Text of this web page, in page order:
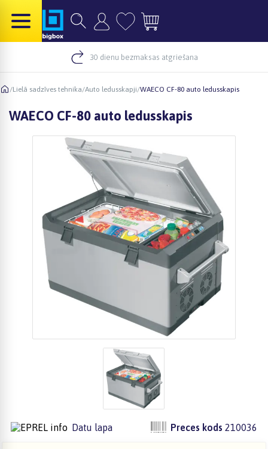
30 dienu bezmaksas atgriešana
/Lielā sadzīves tehnika/Auto ledusskapji/WAECO CF-80 auto ledusskapis
WAECO CF-80 auto ledusskapis
Datu lapa Preces kods 210036